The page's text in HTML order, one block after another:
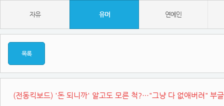
자유 유머 연예인
목록
(전동킥보드) '돈 되니까' 알고도 모른 척?…"그냥 다 없애버려" 부글